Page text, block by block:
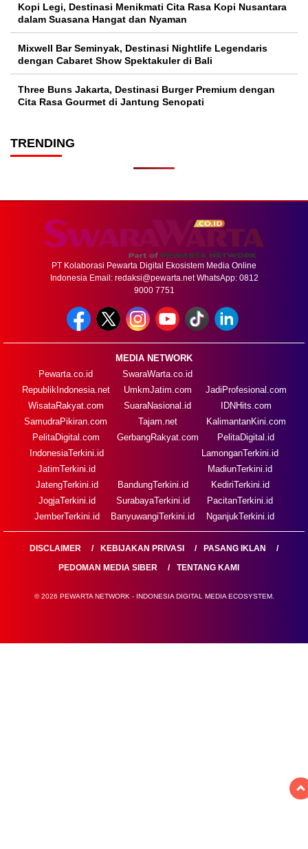
Kopi Legi, Destinasi Menikmati Cita Rasa Kopi Nusantara
dalam Suasana Hangat dan Nyaman
Mixwell Bar Seminyak, Destinasi Nightlife Legendaris
dengan Cabaret Show Spektakuler di Bali
Three Buns Jakarta, Destinasi Burger Premium dengan
Cita Rasa Gourmet di Jantung Senopati
TRENDING
PT Kolaborasi Pewarta Digital Ekosistem Media Online
Indonesia Email: redaksi@pewarta.netWhatsApp: 0812
9000 7751
MEDIA NETWORK
Pewarta.co.id
RepublikIndonesia.net
WisataRakyat.com
SamudraPikiran.com
PelitaDigital.com
SwaraWarta.co.id
UmkmJatim.com
SuaraNasional.id
Tajam.net
GerbangRakyat.com
JadiProfesional.com
IDNHits.com
KalimantanKini.com
PelitaDigital.id
IndonesiaTerkini.id
JatimTerkini.id
JatengTerkini.id
JogjaTerkini.id
JemberTerkini.id
BandungTerkini.id
SurabayaTerkini.id
BanyuwangiTerkini.id
LamonganTerkini.id
MadiunTerkini.id
KediriTerkini.id
PacitanTerkini.id
NganjukTerkini.id
DISCLAIMER KEBIJAKAN PRIVASI
PASANG IKLAN
PEDOMAN MEDIA SIBER
TENTANG KAMI
© 2026 PEWARTA NETWORK - INDONESIA DIGITAL MEDIA ECOSYSTEM.